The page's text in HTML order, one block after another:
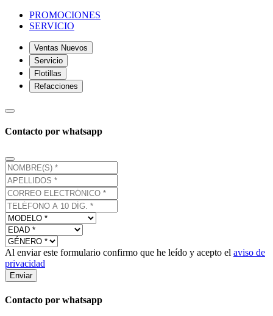
PROMOCIONES
SERVICIO
Ventas Nuevos
Servicio
Flotillas
Refacciones
Contacto por whatsapp
Al enviar este formulario confirmo que he leído y acepto el aviso de
privacidad
Enviar
Contacto por whatsapp